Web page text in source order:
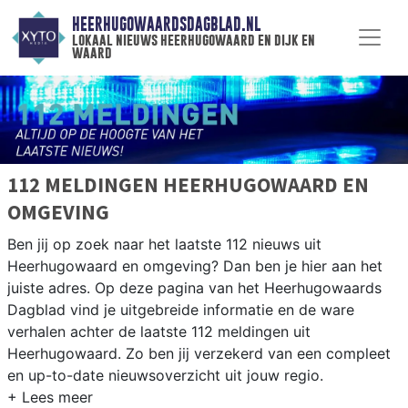
HEERHUGOWAARDSDAGBLAD.NL
lokaal nieuws heerhugowaard en dijk en
waard
112 MELDINGEN HEERHUGOWAARD EN
OMGEVING
Ben jij op zoek naar het laatste 112 nieuws uit
Heerhugowaard en omgeving? Dan ben je hier aan het
juiste adres. Op deze pagina van het Heerhugowaards
Dagblad vind je uitgebreide informatie en de ware
verhalen achter de laatste 112 meldingen uit
Heerhugowaard. Zo ben jij verzekerd van een compleet
en up-to-date nieuwsoverzicht uit jouw regio.